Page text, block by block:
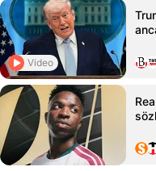
Video